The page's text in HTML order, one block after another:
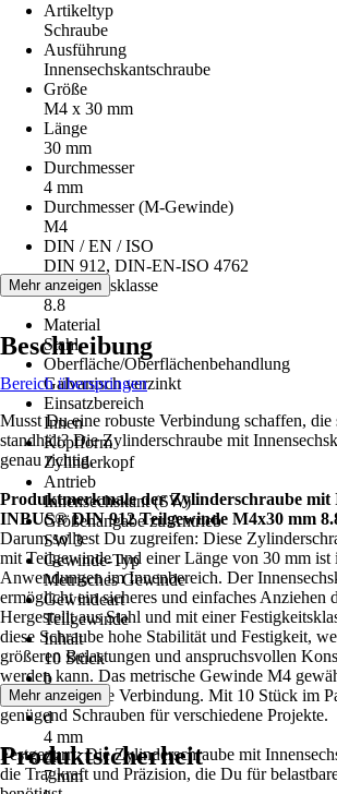
Artikeltyp
Schraube
Ausführung
Innensechskantschraube
Größe
M4 x 30 mm
Länge
30 mm
Durchmesser
4 mm
Durchmesser (M-Gewinde)
M4
DIN / EN / ISO
DIN 912, DIN-EN-ISO 4762
Festigkeitsklasse
8.8
Material
Stahl
Oberfläche/Oberflächenbehandlung
Galvanisch verzinkt
Einsatzbereich
Innen
Kopfform
Zylinderkopf
Antrieb
Innensechskant (SW)
Größenangabe zu Antrieb
SW 3
Gewinde-Typ
Metrisches Gewinde
Gewindeart
Teilgewinde
Inhalt
10 Stück
b
20 mm
d
4 mm
dk
7 mm
Mehr anzeigen
Beschreibung
Bereich überspringen
Musst Du eine robuste Verbindung schaffen, die
standhält? Die Zylinderschraube mit
genau richtig.
Produktmerkmale der Zylinderschraube mit
INBUS® DIN 912 Teilgewinde M4x30 mm
Darum solltest Du zugreifen: Diese
mit Teilgewinde und einer Länge von 30 mm ist
Anwendungen im Innenbereich. Der
ermöglicht ein sicheres und einfaches Anziehen
Hergestellt aus Stahl und mit einer
diese Schraube hohe Stabilität und Festigkeit,
größeren Belastungen und anspruchsvollen
werden kann. Das metrische Gewinde M4
und zuverlässige Verbindung. Mit 10 Stück im
genügend Schrauben für verschiedene Projekte.
Festgezurrt: Die Zylinderschraube mit
die Tragkraft und Präzision, die Du für
Mehr anzeigen
Produktsicherheit